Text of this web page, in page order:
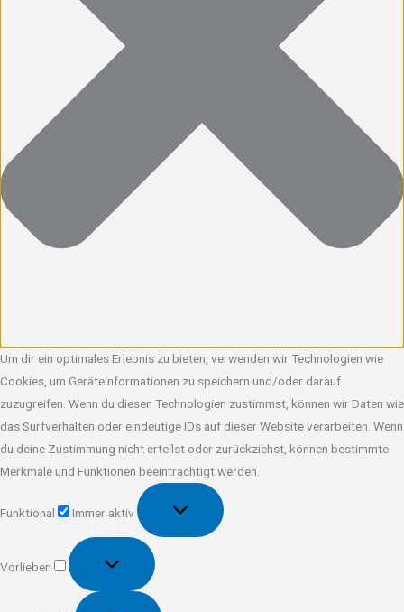
Um dir ein optimales Erlebnis zu bieten, verwenden wir Technologien wie
Cookies, um Geräteinformationen zu speichern und/oder darauf
zuzugreifen. Wenn du diesen Technologien zustimmst, können wir Daten wie
das Surfverhalten oder eindeutige IDs auf dieser Website verarbeiten. Wenn
du deine Zustimmung nicht erteilst oder zurückziehst, können bestimmte
Merkmale und Funktionen beeinträchtigt werden.
Funktional
Immer aktiv
Vorlieben
Vorlieben
Statistiken